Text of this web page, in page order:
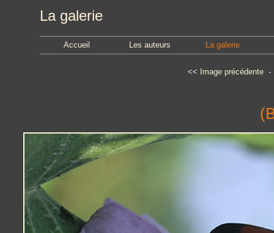
La galerie
Accueil Les auteurs La galerie
<< Image précédente